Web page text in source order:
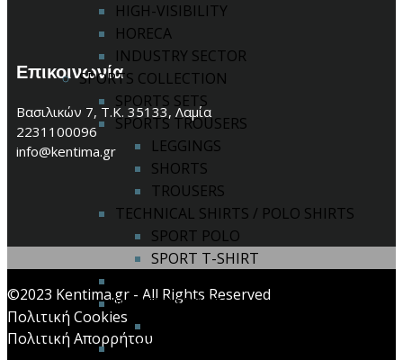
HIGH-VISIBILITY
HORECA
INDUSTRY SECTOR
SPORTS COLLECTION
SPORTS SETS
SPORTS TROUSERS
LEGGINGS
SHORTS
TROUSERS
TECHNICAL SHIRTS / POLO SHIRTS
SPORT POLO
SPORT T-SHIRT
WINTER SPORT
SWEATERS / JACKETS
Επικοινωνία
Βασιλικών 7, Τ.Κ. 35133, Λαμία
2231100096
info@kentima.gr
©2023 Kentima.gr - All Rights Reserved
Πολιτική Cookies
Πολιτική Απορρήτου